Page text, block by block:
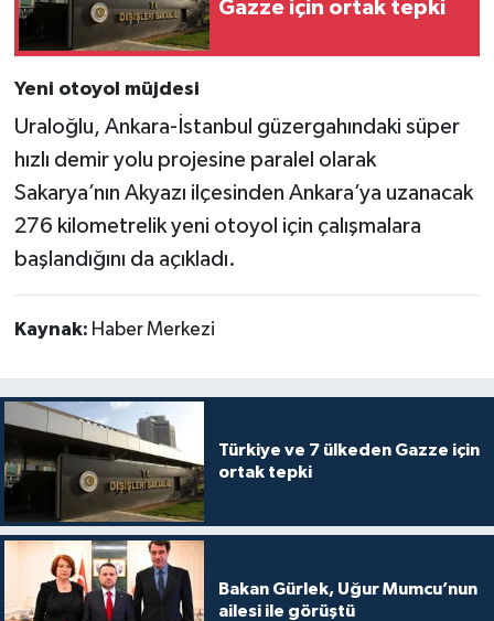
Gazze için ortak tepki
Yeni otoyol müjdesi
Uraloğlu, Ankara-İstanbul güzergahındaki süper
hızlı demir yolu projesine paralel olarak
Sakarya’nın Akyazı ilçesinden Ankara’ya uzanacak
276 kilometrelik yeni otoyol için çalışmalara
başlandığını da açıkladı.
Kaynak: Haber Merkezi
Türkiye ve 7 ülkeden Gazze için
ortak tepki
Bakan Gürlek, Uğur Mumcu’nun
ailesi ile görüştü